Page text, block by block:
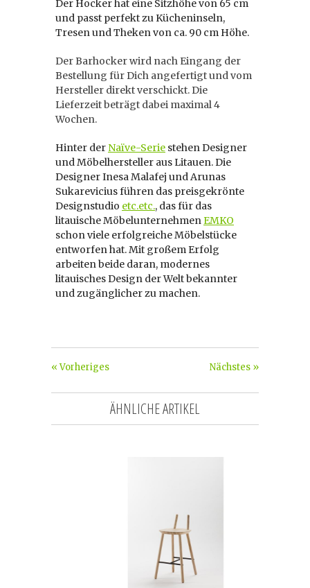
Der Hocker hat eine Sitzhöhe von 65 cm
und passt perfekt zu Kücheninseln,
Tresen und Theken von ca. 90 cm Höhe.
Der Barhocker wird nach Eingang der
Bestellung für Dich angefertigt und vom
Hersteller direkt verschickt. Die
Lieferzeit beträgt dabei maximal 4
Wochen.
Hinter der Naïve-Serie stehen Designer
und Möbelhersteller aus Litauen. Die
Designer Inesa Malafej und Arunas
Sukarevicius führen das preisgekrönte
Designstudio etc.etc., das für das
litauische MöbelunternehmenEMKO
schon viele erfolgreiche Möbelstücke
entworfen hat. Mit großem Erfolg
arbeiten beide daran, modernes
litauisches Design der Welt bekannter
und zugänglicher zu machen.
Nächstes »
« Vorheriges
ÄHNLICHE ARTIKEL